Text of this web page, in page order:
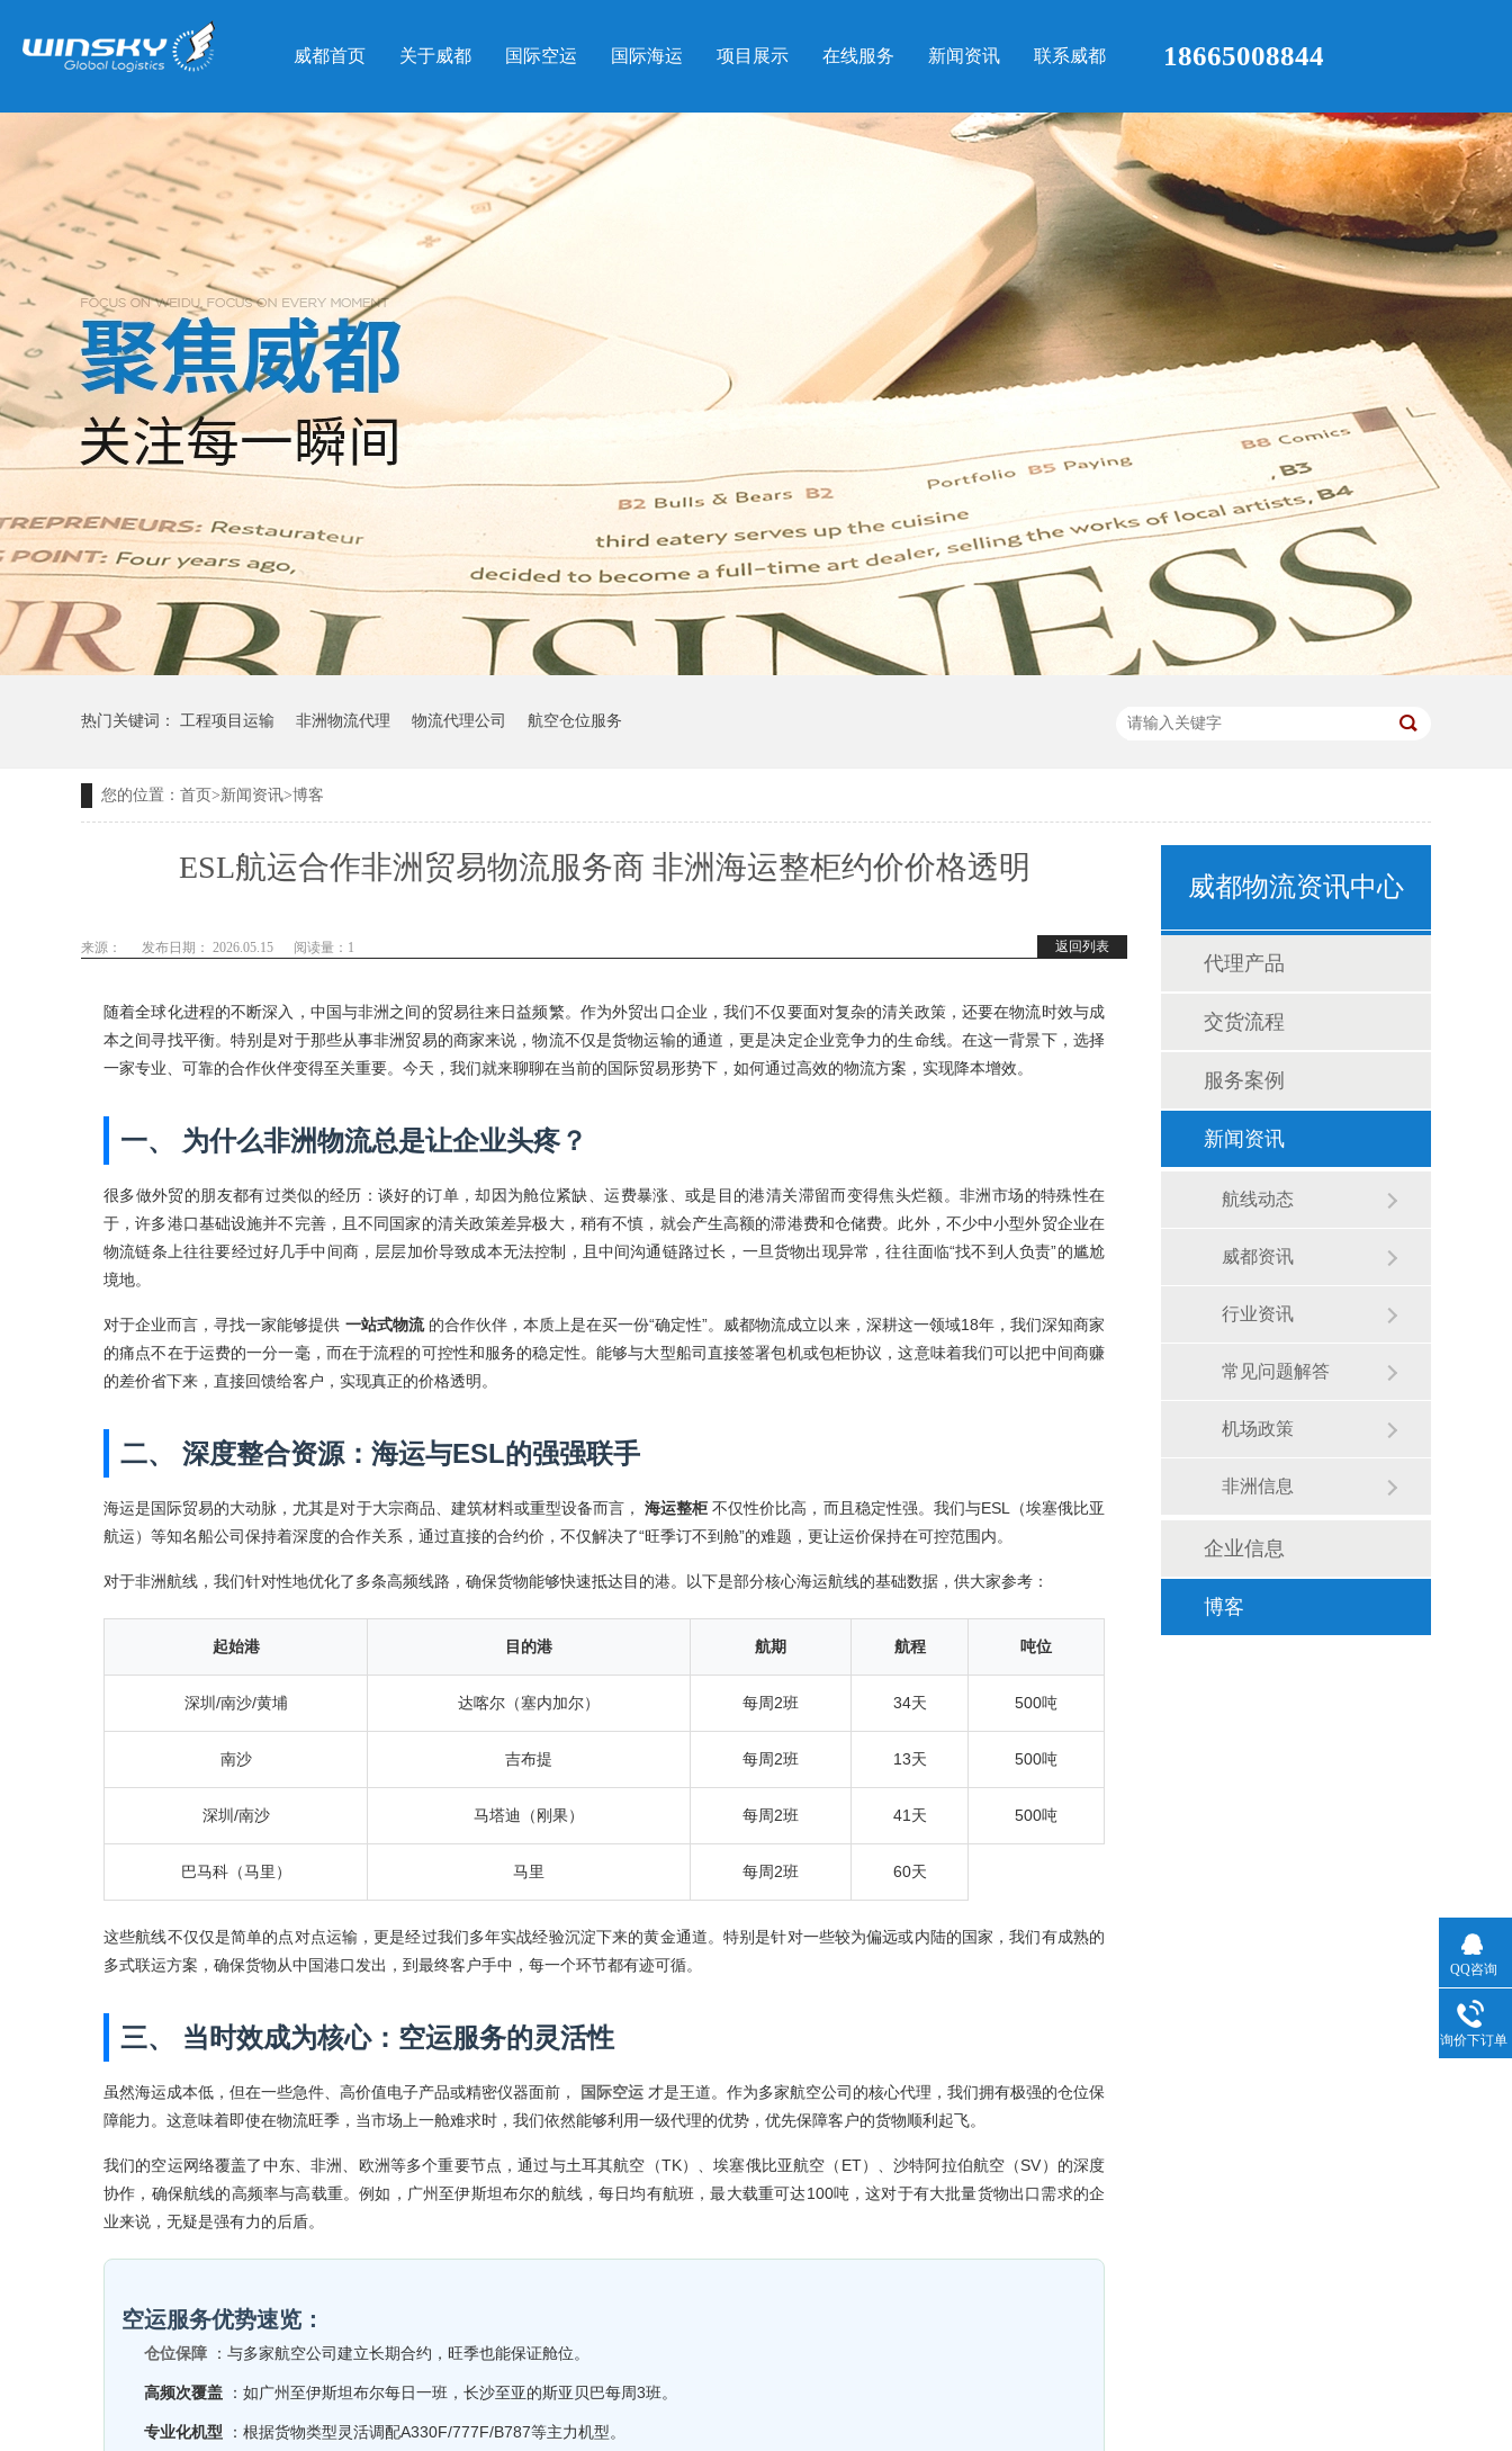
威都首页 关于威都 国际空运 国际海运 项目展示 在线服务 新闻资讯 联系威都 18665008844
热门关键词： 工程项目运输 非洲物流代理 物流代理公司 航空仓位服务
您的位置： 首页>新闻资讯>博客
ESL航运合作非洲贸易物流服务商 非洲海运整柜约价价格透明
返回列表
来源： 发布日期： 2026.05.15 阅读量： 1
随着全球化进程的不断深入，中国与非洲之间的贸易往来日益频繁。作为外贸出口企业，我们不仅要面对复杂的清关政策，还要在物流时效与成
本之间寻找平衡。特别是对于那些从事非洲贸易的商家来说，物流不仅是货物运输的通道，更是决定企业竞争力的生命线。在这一背景下，选择
一家专业、可靠的合作伙伴变得至关重要。今天，我们就来聊聊在当前的国际贸易形势下，如何通过高效的物流方案，实现降本增效。
一、 为什么非洲物流总是让企业头疼？
很多做外贸的朋友都有过类似的经历：谈好的订单，却因为舱位紧缺、运费暴涨、或是目的港清关滞留而变得焦头烂额。非洲市场的特殊性在
于，许多港口基础设施并不完善，且不同国家的清关政策差异极大，稍有不慎，就会产生高额的滞港费和仓储费。此外，不少中小型外贸企业在
物流链条上往往要经过好几手中间商，层层加价导致成本无法控制，且中间沟通链路过长，一旦货物出现异常，往往面临“找不到人负责”的尴尬
境地。
对于企业而言，寻找一家能够提供 一站式物流 的合作伙伴，本质上是在买一份“确定性”。威都物流成立以来，深耕这一领域18年，我们深知商家
的痛点不在于运费的一分一毫，而在于流程的可控性和服务的稳定性。能够与大型船司直接签署包机或包柜协议，这意味着我们可以把中间商赚
的差价省下来，直接回馈给客户，实现真正的价格透明。
二、 深度整合资源：海运与ESL的强强联手
海运是国际贸易的大动脉，尤其是对于大宗商品、建筑材料或重型设备而言，海运整柜不仅性价比高，而且稳定性强。我们与ESL（埃塞俄比亚
航运）等知名船公司保持着深度的合作关系，通过直接的合约价，不仅解决了“旺季订不到舱”的难题，更让运价保持在可控范围内。
对于非洲航线，我们针对性地优化了多条高频线路，确保货物能够快速抵达目的港。以下是部分核心海运航线的基础数据，供大家参考：
起始港 目的港 航期 航程 吨位
深圳/南沙/黄埔 达喀尔（塞内加尔） 每周2班 34天 500吨
南沙 吉布提 每周2班 13天 500吨
深圳/南沙 马塔迪（刚果） 每周2班 41天 500吨
巴马科（马里） 马里 每周2班 60天
这些航线不仅仅是简单的点对点运输，更是经过我们多年实战经验沉淀下来的黄金通道。特别是针对一些较为偏远或内陆的国家，我们有成熟的
多式联运方案，确保货物从中国港口发出，到最终客户手中，每一个环节都有迹可循。
三、 当时效成为核心：空运服务的灵活性
虽然海运成本低，但在一些急件、高价值电子产品或精密仪器面前， 国际空运 才是王道。作为多家航空公司的核心代理，我们拥有极强的仓位保
障能力。这意味着即使在物流旺季，当市场上一舱难求时，我们依然能够利用一级代理的优势，优先保障客户的货物顺利起飞。
我们的空运网络覆盖了中东、非洲、欧洲等多个重要节点，通过与土耳其航空（TK）、埃塞俄比亚航空（ET）、沙特阿拉伯航空（SV）的深度
协作，确保航线的高频率与高载重。例如，广州至伊斯坦布尔的航线，每日均有航班，最大载重可达100吨，这对于有大批量货物出口需求的企
业来说，无疑是强有力的后盾。
空运服务优势速览：
仓位保障 ：与多家航空公司建立长期合约，旺季也能保证舱位。
高频次覆盖 ：如广州至伊斯坦布尔每日一班，长沙至亚的斯亚贝巴每周3班。
专业化机型 ：根据货物类型灵活调配A330F/777F/B787等主力机型。
威都物流资讯中心
代理产品
交货流程
服务案例
新闻资讯
航线动态
威都资讯
行业资讯
常见问题解答
机场政策
非洲信息
企业信息
博客
QQ咨询
询价下订单